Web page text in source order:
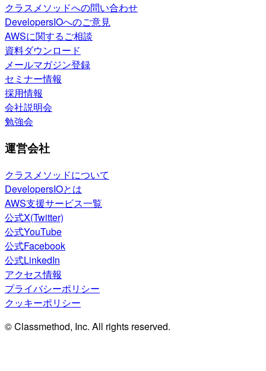
クラスメソッドへの問い合わせ
DevelopersIOへのご意見
AWSに関するご相談
資料ダウンロード
メールマガジン登録
セミナー情報
採用情報
会社説明会
勉強会
運営会社
クラスメソッドについて
DevelopersIOとは
AWS支援サービス一覧
公式X(Twitter)
公式YouTube
公式Facebook
公式LinkedIn
アクセス情報
プライバシーポリシー
クッキーポリシー
© Classmethod, Inc. All rights reserved.